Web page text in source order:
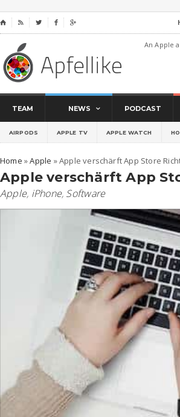
⌂    
An Apple
TEAM NEWS PODCAST
AIRPODS APPLE TV APPLE WATCH
Home »Apple »Apple verschärft App Store
Apple verschärft App
Apple, iPhone, Software